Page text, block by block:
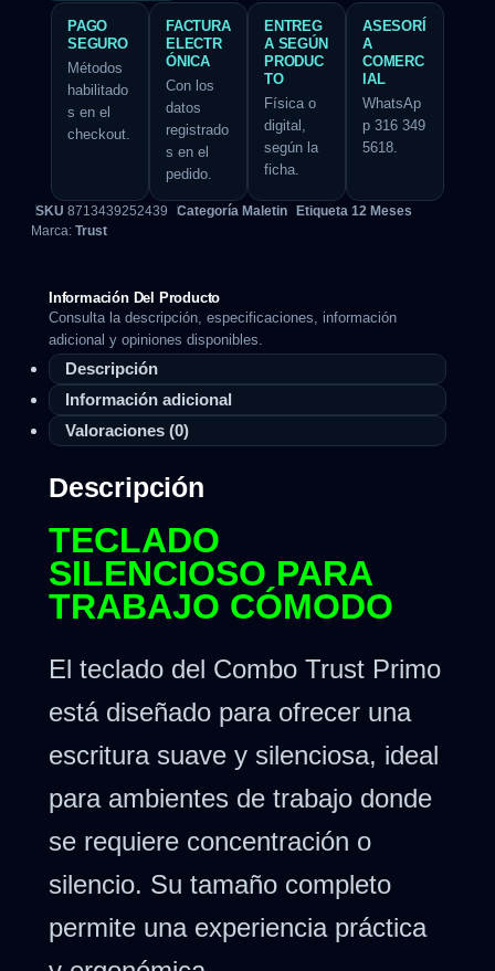
PAGO
SEGURO
Métodos
habilitado
s en el
checkout.
FACTURA
ELECTR
ÓNICA
Con los
datos
registrado
s en el
pedido.
ENTREG
A SEGÚN
PRODUC
TO
Física o
digital,
según la
ficha.
ASESORÍ
A
COMERC
IAL
WhatsAp
p 316 349
5618.
SKU 8713439252439 Categoría Maletin Etiqueta 12 Meses
Marca: Trust
Información Del Producto
Consulta la descripción, especificaciones, información
adicional y opiniones disponibles.
Descripción
Información adicional
Valoraciones (0)
Descripción
TECLADO
SILENCIOSO PARA
TRABAJO CÓMODO
El teclado del Combo Trust Primo
está diseñado para ofrecer una
escritura suave y silenciosa, ideal
para ambientes de trabajo donde
se requiere concentración o
silencio. Su tamaño completo
permite una experiencia práctica